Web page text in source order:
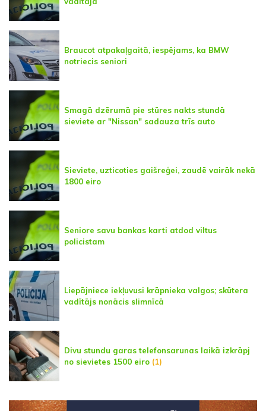
Braucot atpakaļgaitā, iespējams, ka BMW
notriecis seniori
Smagā dzērumā pie stūres nakts stundā
sieviete ar "Nissan" sadauza trīs auto
Sieviete, uzticoties gaišreģei, zaudē vairāk nekā
1800 eiro
Seniore savu bankas karti atdod viltus
policistam
Liepājniece iekļuvusi krāpnieka valgos; skūtera
vadītājs nonācis slimnīcā
Divu stundu garas telefonsarunas laikā izkrāpj
no sievietes 1500 eiro (1)